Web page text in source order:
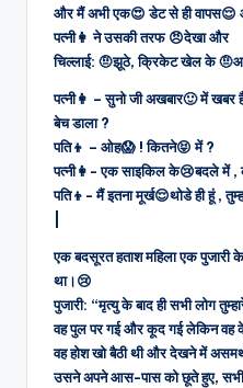
और मैं अभी एक😍 डेट से ही वापस😌
पत्नी👩 ने उसकी तरफ 😠देखा और
चिल्लाई: 🤨झूठे, क्रिकेट खेल के 🤨आ
पत्नी👩 – सुनो जी अखबार🙂 में खबर
बेच डाला ?
पति👦 – ओह😱 ! कितने😝 में ?
पत्नी👩- एक साइकिल के😢बदले में ,
पति👦- मैं इतना मूर्ख😌थोडे ही हूं ,
एक बदसूरत हताश महिला एक पुजारी
था।😢
पुजारी: “मृत्यु के बाद ही सभी लोग
वह पुल पर गई और कूद गई लेकिन वह
वह होश खो बैठी थी और देखने में
उसने अपने आस-पास को छूते हुए,